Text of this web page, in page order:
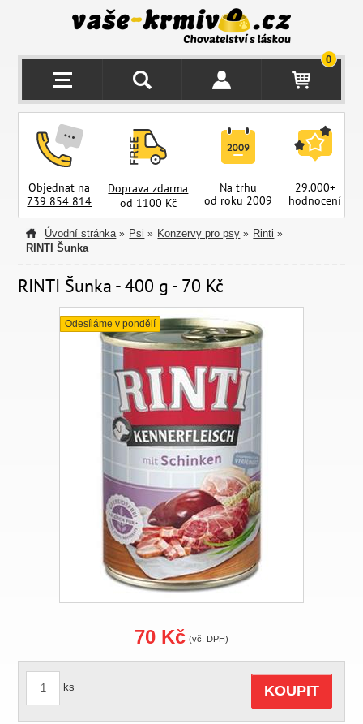
0
Objednat na
739 854 814
Doprava zdarma
od 1100 Kč
Na trhu
od roku 2009
29.000+
hodnocení
Úvodní stránka » Psi » Konzervy pro psy » Rinti »
RINTI Šunka
RINTI Šunka - 400 g - 70 Kč
Odesíláme v pondělí
70 Kč (vč. DPH)
ks KOUPIT